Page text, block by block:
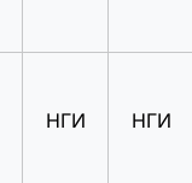
НГИ НГИ